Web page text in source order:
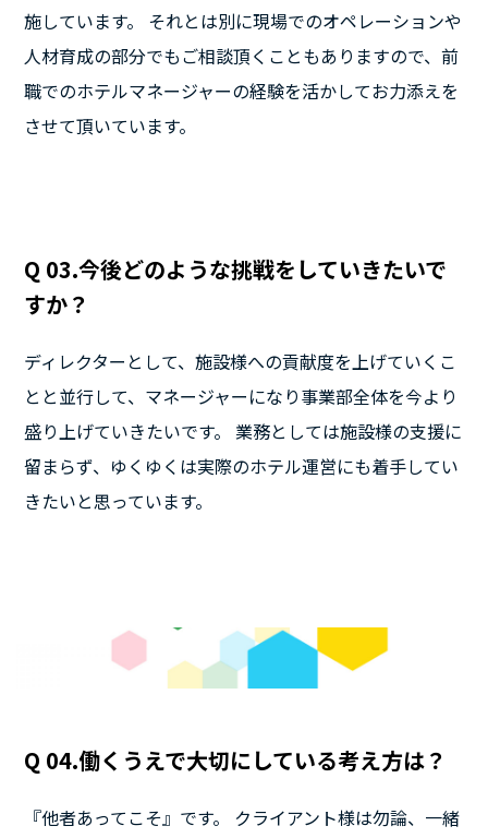
施しています。 それとは別に現場でのオペレーションや
人材育成の部分でもご相談頂くこともありますので、前
職でのホテルマネージャーの経験を活かしてお力添えを
させて頂いています。
Q 03.今後どのような挑戦をしていきたいで
すか？
ディレクターとして、施設様への貢献度を上げていくこ
とと並行して、マネージャーになり事業部全体を今より
盛り上げていきたいです。 業務としては施設様の支援に
留まらず、ゆくゆくは実際のホテル運営にも着手してい
きたいと思っています。
Q 04.働くうえで大切にしている考え方は？
『他者あってこそ』です。 クライアント様は勿論、一緒